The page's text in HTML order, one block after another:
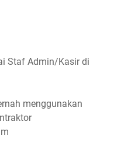
Staf Admin/Kasir di
menggunakan